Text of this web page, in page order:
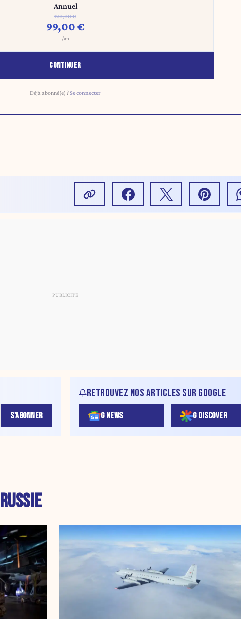
Annuel
120,00 €
99,00 €
/an
CONTINUER
Déjà abonné(e) ?Se connecter
S'ABONNER
RETROUVEZ NOS ARTICLES SUR GOOGLE
G NEWS G DISCOVER
RUSSIE